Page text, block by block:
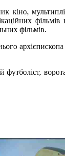
кіно,
фільмів.
архієпископа
футболіст,